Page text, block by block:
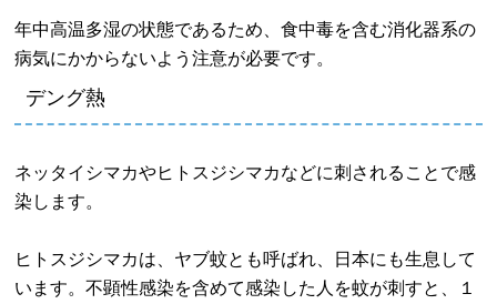
年中高温多湿の状態であるため、食中毒を含む消化器系の
病気にかからないよう注意が必要です。
デング熱
ネッタイシマカやヒトスジシマカなどに刺されることで感
染します。
ヒトスジシマカは、ヤブ蚊とも呼ばれ、日本にも生息して
います。不顕性感染を含めて感染した人を蚊が刺すと、１